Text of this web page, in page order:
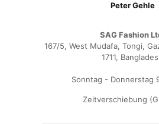
Peter Gehle
SAG Fashion
167/5, West Mudafa, Tongi,
1711,
Sonntag - Donnerstag
Zeitverschiebung